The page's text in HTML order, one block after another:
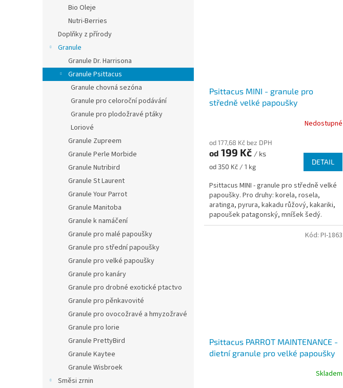
Bio Oleje
Nutri-Berries
Doplňky z přírody
Granule
Granule Dr. Harrisona
Granule Psittacus
Granule chovná sezóna
Granule pro celoroční podávání
Granule pro plodožravé ptáky
Loriové
Granule Zupreem
Granule Perle Morbide
Granule Nutribird
Granule St Laurent
Granule Your Parrot
Granule Manitoba
Granule k namáčení
Granule pro malé papoušky
Granule pro střední papoušky
Granule pro velké papoušky
Granule pro kanáry
Granule pro drobné exotické ptactvo
Granule pro pěnkavovité
Granule pro ovocožravé a hmyzožravé
Granule pro lorie
Granule PrettyBird
Granule Kaytee
Granule Wisbroek
Směsi zrnin
Psittacus MINI - granule pro
středně velké papoušky
Nedostupné
od 177,68 Kč bez DPH
od 199 Kč / ks
Měrná
od 350 Kč / 1 kg
DETAIL
Psittacus MINI - granule pro středně velké
papoušky. Pro druhy: korela, rosela,
aratinga, pyrura, kakadu růžový, kakariki,
papoušek patagonský, mníšek šedý.
Psittacus PARROT MAINTENANCE -
dietní granule pro velké papoušky
Skladem
Kód: PI-1863